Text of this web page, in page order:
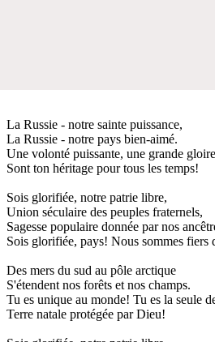
La Russie - notre sainte puissance,
La Russie - notre pays bien-aimé.
Une volonté puissante, une grande gloire
Sont ton héritage pour tous les temps!
Sois glorifiée, notre patrie libre,
Union séculaire des peuples fraternels,
Sagesse populaire donnée par nos
Sois glorifiée, pays! Nous sommes fiers
Des mers du sud au pôle arctique
S'étendent nos forêts et nos champs.
Tu es unique au monde! Tu es la seule
Terre natale protégée par Dieu!